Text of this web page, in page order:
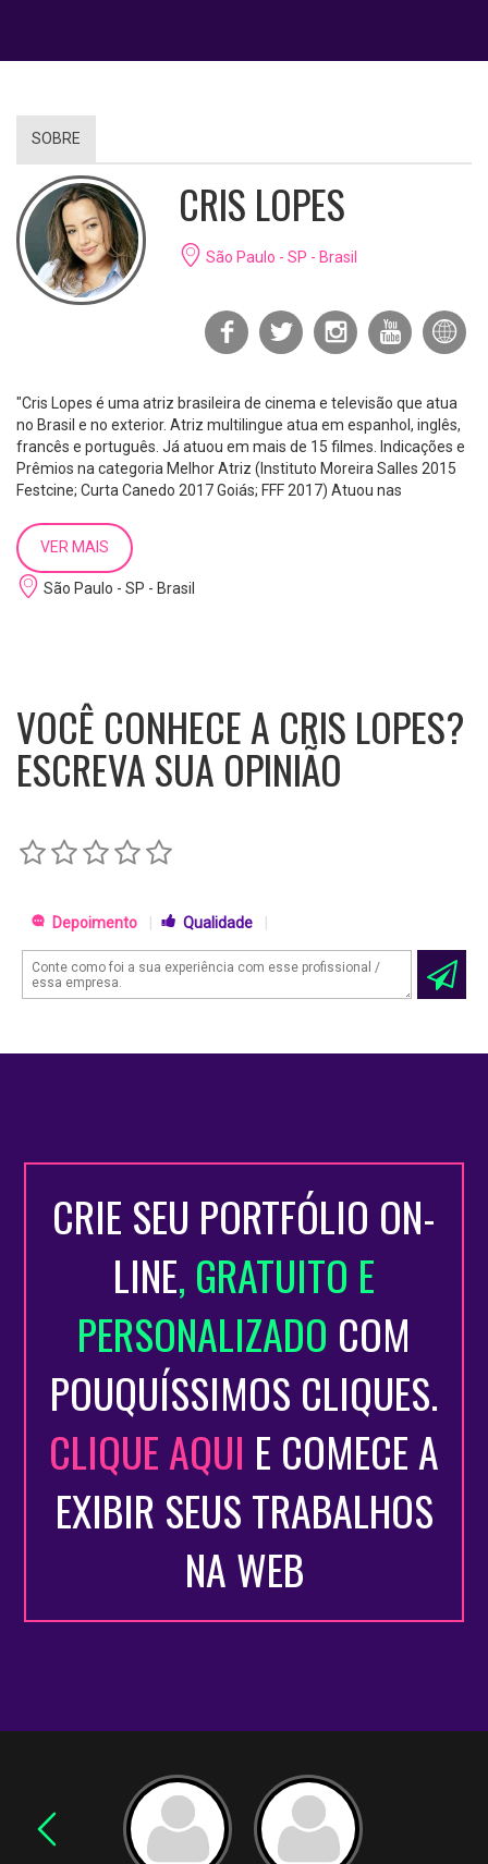
SOBRE
CRIS LOPES
São Paulo - SP - Brasil
"Cris Lopes é uma atriz brasileira de cinema e televisão que atua
no Brasil e no exterior. Atriz multilingue atua em espanhol, inglês,
francês e português. Já atuou em mais de 15 filmes. Indicações e
Prêmios na categoria Melhor Atriz (Instituto Moreira Salles 2015
Festcine; Curta Canedo 2017 Goiás; FFF 2017) Atuou nas
Maluca estilo Chaves com indicação a prêmio na categoria no
Chile), Rede Record (participação especial homenagem Dia das
Mães Rodrigo Faro 2015), Band 21 e tv a cabo foi Apresentadora
de programa de tv e no SBT matérias especiais. Estudou "acting"
VER MAIS
São Paulo - SP - Brasil
VOCÊ CONHECE A CRIS LOPES?
ESCREVA SUA OPINIÃO
Depoimento Qualidade
CRIE SEU PORTFÓLIO ON-
LINE, GRATUITO E
PERSONALIZADO COM
POUQUÍSSIMOS CLIQUES.
CLIQUE AQUI E COMECE A
EXIBIR SEUS TRABALHOS
NA WEB